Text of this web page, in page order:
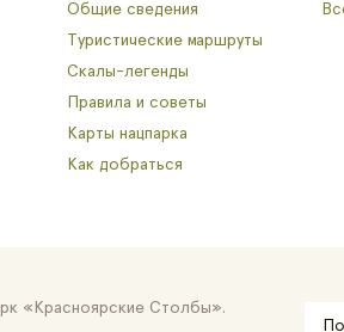
Общие сведения
Туристические маршруты
Скалы-легенды
Правила и советы
Карты нацпарка
Как добраться
«Красноярские Cтолбы».